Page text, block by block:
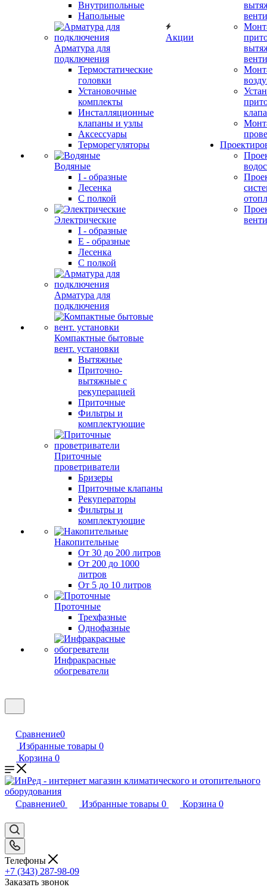
Внутрипольные
Напольные
Арматура для
подключения
Термостатические
головки
Установочные
комплекты
Инсталляционные
клапаны и узлы
Аксессуары
Терморегуляторы
Водяные
I - образные
Лесенка
С полкой
Электрические
I - образные
E - образные
Лесенка
С полкой
Арматура для
подключения
Компактные бытовые
вент. установки
Вытяжные
Приточно-
вытяжные с
рекуперацией
Приточные
Фильтры и
комплектующие
Приточные
проветриватели
Бризеры
Приточные клапаны
Рекуператоры
Фильтры и
комплектующие
Накопительные
От 30 до 200 литров
От 200 до 1000
литров
От 5 до 10 литров
Проточные
Трехфазные
Однофазные
Инфракрасные
обогреватели
Акции
Сравнение0
Избранные товары 0
Корзина 0
Сравнение0 Избранные товары 0 Корзина 0
Телефоны
+7 (343) 287-98-09
Заказать звонок